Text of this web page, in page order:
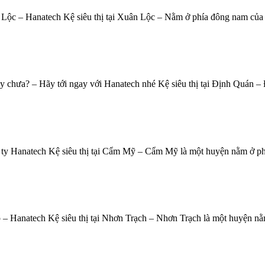
– Hanatech Kệ siêu thị tại Xuân Lộc – Nằm ở phía đông nam
chưa? – Hãy tới ngay với Hanatech nhé Kệ siêu thị tại Định Quán
Kệ siêu thị tại Cẩm Mỹ – Cẩm Mỹ là một huyện nằm ở
Hanatech Kệ siêu thị tại Nhơn Trạch – Nhơn Trạch là một huyện